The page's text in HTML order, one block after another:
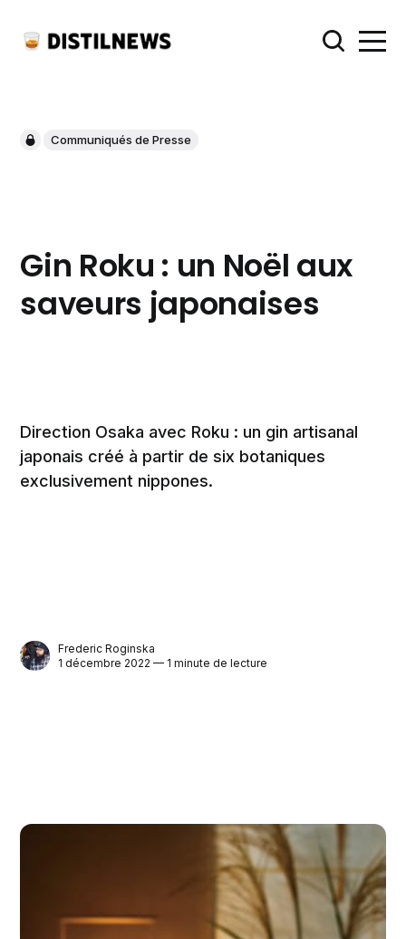
Communiqués de Presse
Gin Roku : un Noël aux
saveurs japonaises
Direction Osaka avec Roku : un gin artisanal
japonais créé à partir de six botaniques
exclusivement nippones.
Frederic Roginska
1 décembre 2022 — 1 minute de lecture